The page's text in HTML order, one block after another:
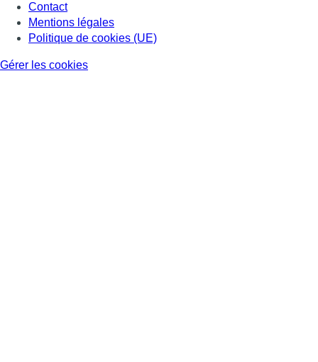
Contact
Mentions légales
Politique de cookies (UE)
Gérer les cookies